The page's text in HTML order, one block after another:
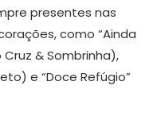
presentes nas
como “Ainda
& Sombrinha),
e “Doce Refúgio”